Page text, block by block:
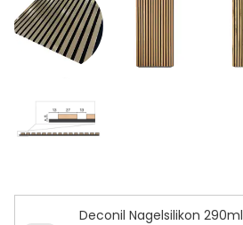
Deconil Nagelsilikon 290ml